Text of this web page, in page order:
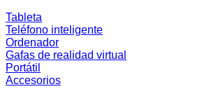
Tableta
Teléfono inteligente
Ordenador
Gafas de realidad virtual
Portátil
Accesorios